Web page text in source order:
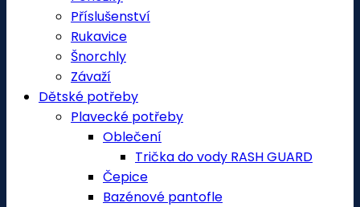
Příslušenství
Rukavice
Šnorchly
Závaží
Dětské potřeby
Plavecké potřeby
Oblečení
Trička do vody RASH GUARD
Čepice
Bazénové pantofle